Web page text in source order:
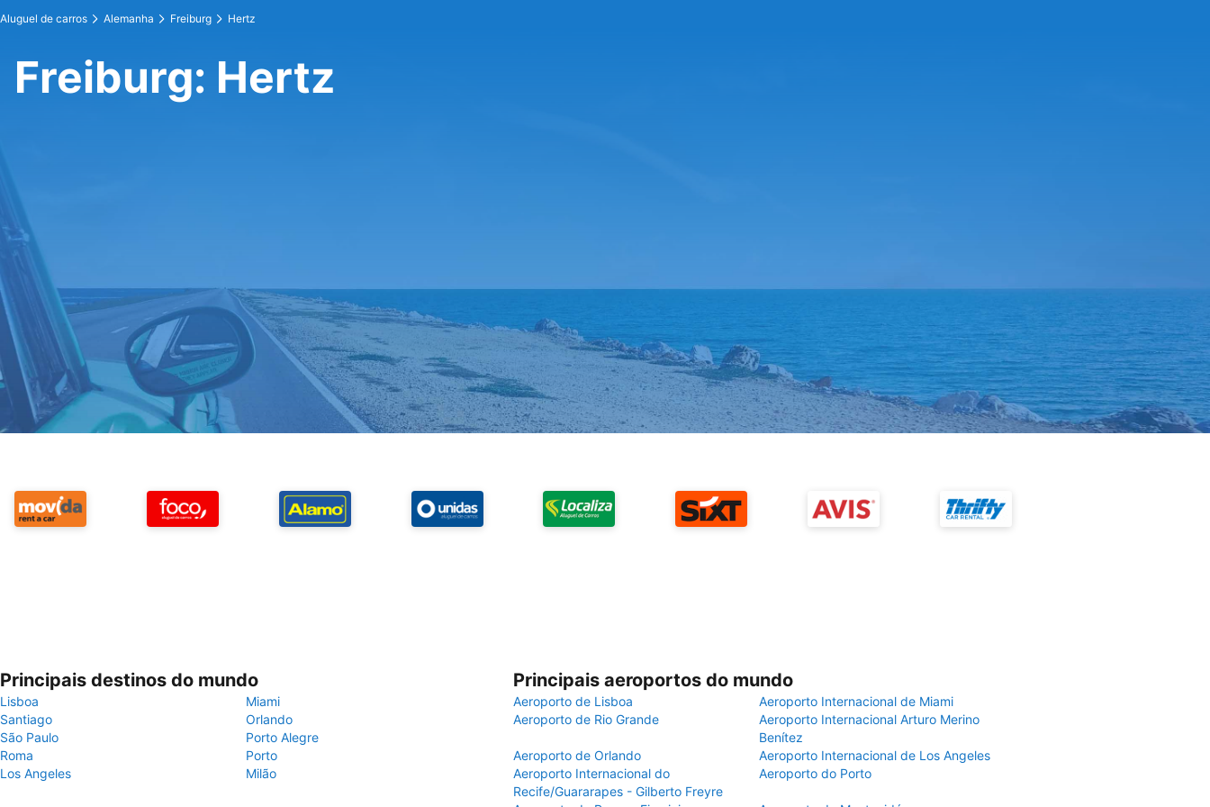
Aluguel de carros Alemanha Freiburg Hertz
Freiburg: Hertz
Principais destinos do mundo
Lisboa
Miami
Santiago
Orlando
São Paulo
Porto Alegre
Roma
Porto
Los Angeles
Milão
Principais aeroportos do mundo
Aeroporto de Lisboa
Aeroporto Internacional de Miami
Aeroporto de Rio Grande
Aeroporto Internacional Arturo Merino
Benítez
Aeroporto de Orlando
Aeroporto Internacional de Los Angeles
Aeroporto Internacional do
Recife/Guararapes - Gilberto Freyre
Aeroporto do Porto